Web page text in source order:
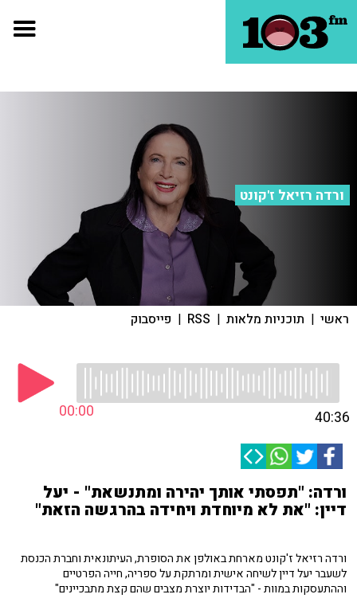
ורדה רזיאל ז'קונט
ראשי | תוכניות מלאות |
RSS
| פייסבוק
00:00 40:36
ורדה: "תפסתי אותך יהירה ומתנשאת" - יעל
דיין: "את לא מיוחדת ויחידה בהרגשה הזאת"
ורדה רזיאל ז'קונט מארחת באולפן את הסופרת, העיתונאית וחברת הכנסת
לשעבר יעל דיין לשיחה אישית ומרתקת על ספריה, חייה הפרטיים
וההתעסקות במוות - "הבדידות יוצרת מצבים שהם קצת מתבכיינים"